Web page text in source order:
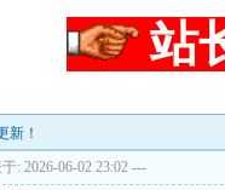
站
新！
: 2026-06-02 23:02 ---